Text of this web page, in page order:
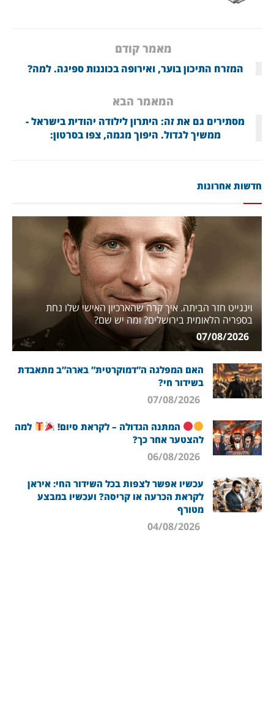
מאמר קודם
המזרח התיכון בוער, ואירופה בכוננות ספיגה. למה?
המאמר הבא
מסתירים גם את זה: היתרון לילודה יהודית בישראל -
ממשיך לגדול. היפוך מגמה, צפו בסרטון:
חדשות אחרונות
וינגייט חזר הביתה. איך קרה שהארכיון האישי שלו נחת
בספריה הלאומית בירושלים? ומה יש שם?
האם המפלגה ה”דמוקרטית” בארה”ב מתאבדת
בשידור חי?
המתנה הגדולה – לקראת סיום!
למה
להצטער אחר כך?
עכשיו אפשר לצפות בכל השידור החי: איראן
לקראת הכרעה או קריסה? ועכשיו במבצע
מטורף